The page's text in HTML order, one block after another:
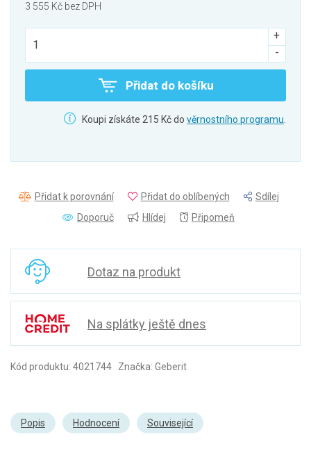
3 555 Kč bez DPH
Přidat do košíku
Koupi získáte 215 Kč do věrnostního programu
Přidat k porovnání Přidat do oblíbených
Sdílej
Doporuč
Hlídej Připomeň
Dotaz na produkt
Na splátky ještě dnes
Kód produktu: 4021744 Značka: Geberit
Popis Hodnocení Související